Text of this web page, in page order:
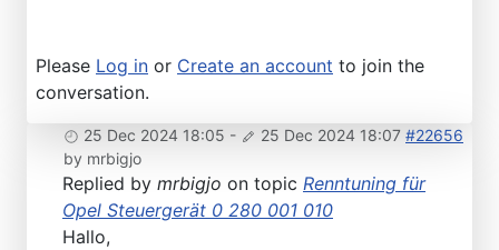
Please Log in or Create an account to join the
conversation.
25 Dec 2024 18:05 - 25 Dec 2024 18:07 #22656
by mrbigjo
Replied by mrbigjo on topic Renntuning für
Opel Steuergerät 0 280 001 010
Hallo,